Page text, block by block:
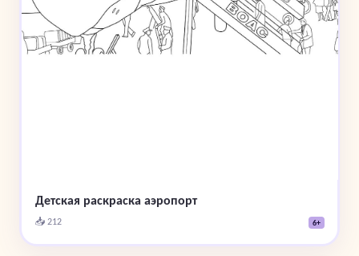
Детская раскраска аэропорт
📥 212 6+